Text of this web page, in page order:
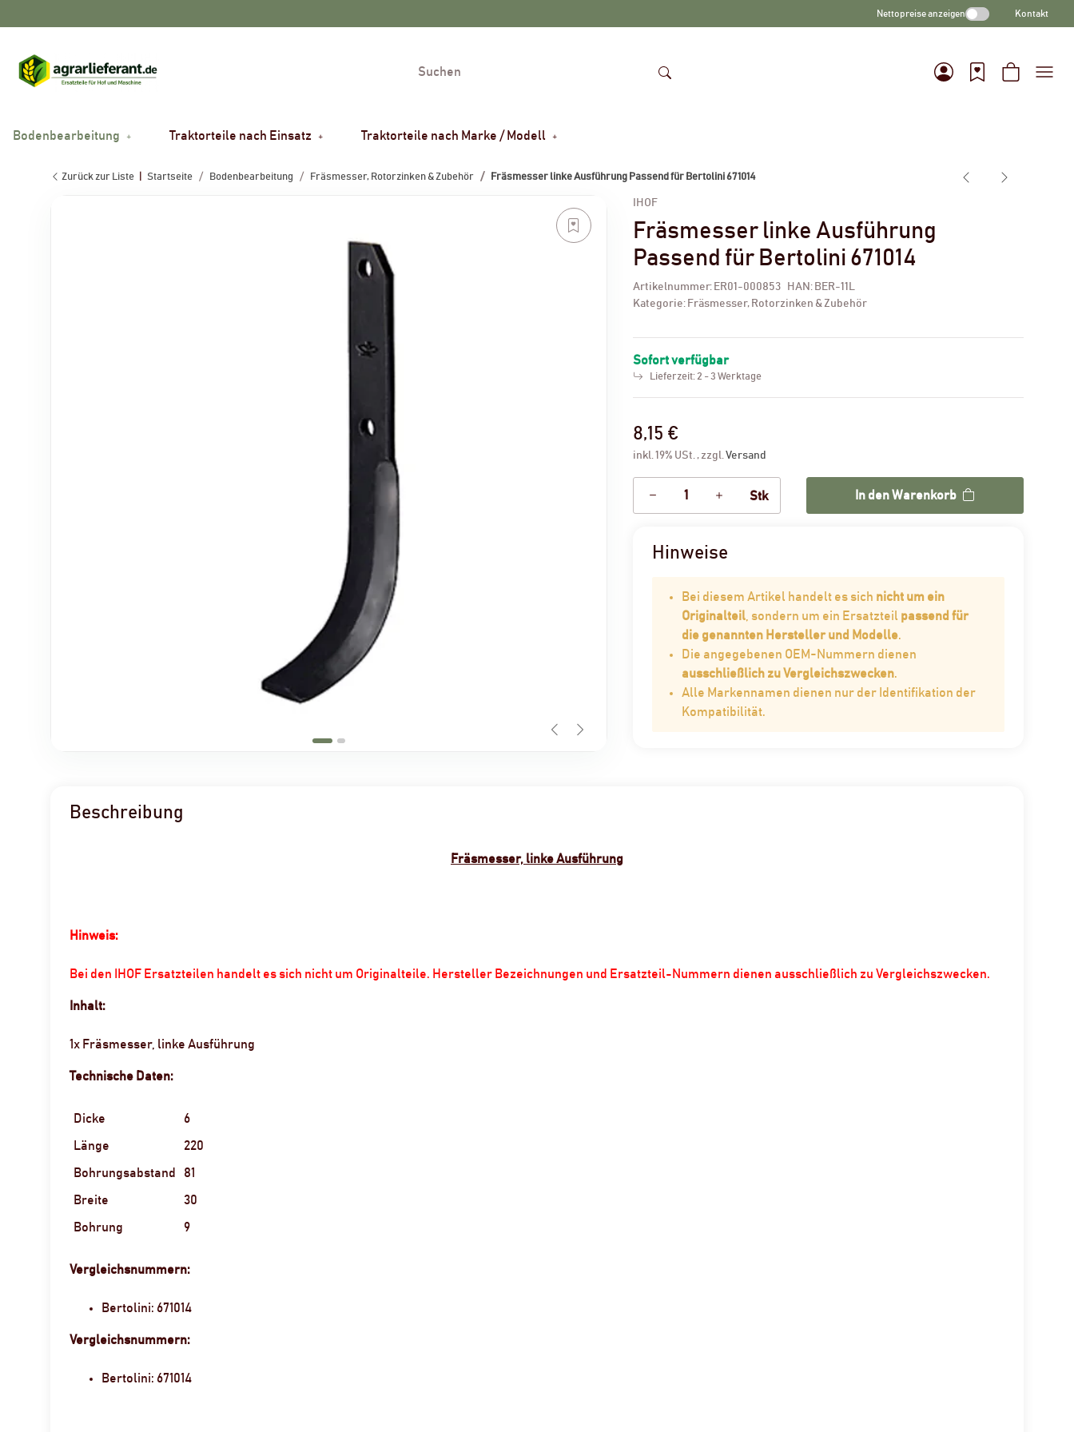
Nettopreise anzeigen Kontakt
Bodenbearbeitung Traktorteile nach Einsatz Traktorteile nach Marke / Modell
Zurück zur Liste Startseite Bodenbearbeitung Fräsmesser, Rotorzinken & Zubehör Fräsmesser linke Ausführung Passend für Bertolini 671014
IHOF
Fräsmesser linke Ausführung
Passend für Bertolini 671014
Artikelnummer: ER01-000853 HAN: BER-11L
Kategorie: Fräsmesser, Rotorzinken & Zubehör
Sofort verfügbar
Lieferzeit:2 - 3 Werktage
8,15 €
inkl. 19% USt. , zzgl.Versand
Stk In den Warenkorb
Hinweise
Bei diesem Artikel handelt es sich nicht um ein
Originalteil , sondern um ein Ersatzteil passend für
die genannten Hersteller und Modelle.
Die angegebenen OEM-Nummern dienen
ausschließlich zu Vergleichszwecken.
Alle Markennamen dienen nur der Identifikation der
Kompatibilität.
Beschreibung
Fräsmesser, linke Ausführung
Hinweis:
Bei den IHOF Ersatzteilen handelt es sich nicht um Originalteile. Hersteller Bezeichnungen und Ersatzteil-Nummern dienen ausschließlich zu Vergleichszwecken.
Inhalt:
1x Fräsmesser, linke Ausführung
Technische Daten:
Dicke 6
Länge 220
Bohrungsabstand 81
Breite 30
Bohrung 9
Vergleichsnummern:
Bertolini: 671014
Vergleichsnummern:
Bertolini: 671014